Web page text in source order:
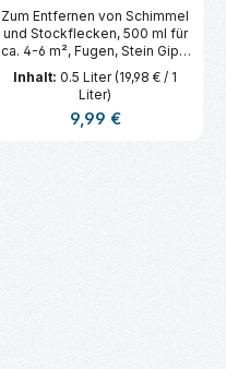
Zum Entfernen von Schimmel
und Stockflecken, 500 ml für
ca. 4-6 m², Fugen, Stein Gips,
Inhalt: 0.5 Liter(19,98 € / 1
Liter)
Regulärer Preis:
9,99 €